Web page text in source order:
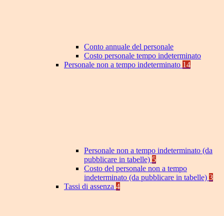
Conto annuale del personale
Costo personale tempo indeterminato
Personale non a tempo indeterminato 14
Personale non a tempo indeterminato (da
pubblicare in tabelle) 5
Costo del personale non a tempo
indeterminato (da pubblicare in tabelle) 3
Tassi di assenza 4